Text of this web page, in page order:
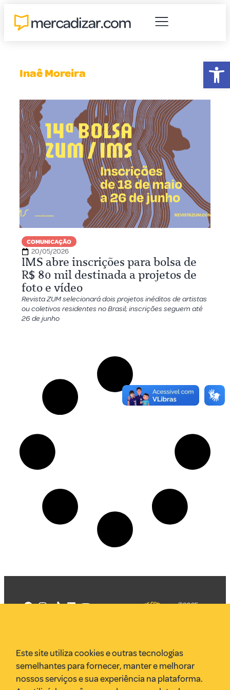
Inaê Moreira
COMUNICAÇÃO
20/05/2026
IMS abre inscrições para bolsa de
R$ 80 mil destinada a projetos de
foto e vídeo
Revista ZUM selecionará dois projetos inéditos de artistas
ou coletivos residentes no Brasil; inscrições seguem até
26 de junho
VR Assessoria
Parcerias
Envie uma pauta
©2025
Este site utiliza cookies e outras tecnologias
semelhantes para fornecer, manter e melhorar
nossos serviços e sua experiência na plataforma.